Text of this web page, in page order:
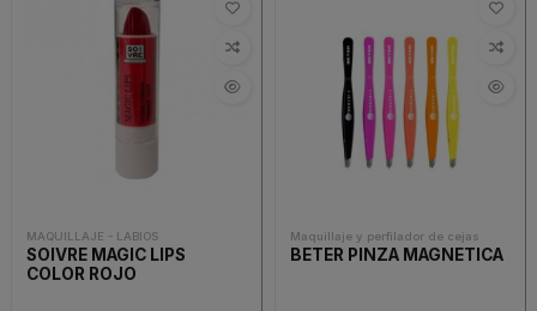
MAQUILLAJE - LABIOS
SOIVRE MAGIC LIPS
COLOR ROJO
Maquillaje y perfilador de cejas
BETER PINZA MAGNETICA